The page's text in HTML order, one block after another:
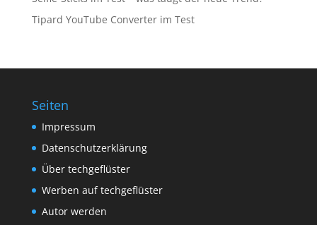
Tipard YouTube Converter im Test
Seiten
Impressum
Datenschutzerklärung
Über techgeflüster
Werben auf techgeflüster
Autor werden